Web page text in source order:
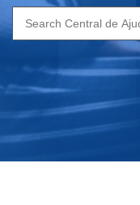
Search
for: